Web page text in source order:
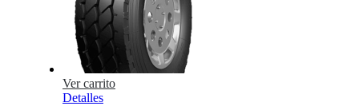
Ver carrito
Detalles